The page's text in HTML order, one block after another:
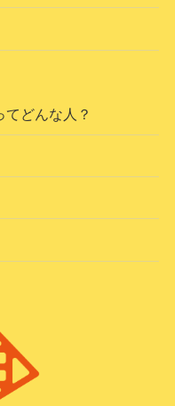
どんな人？